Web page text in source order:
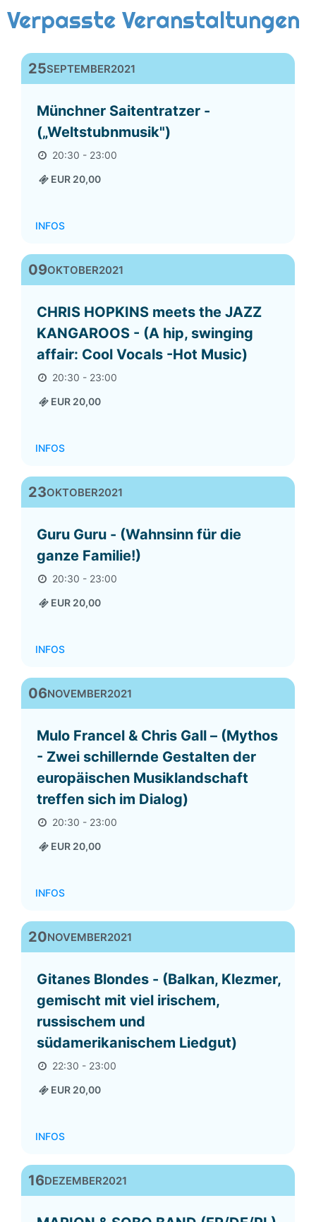
Verpasste Veranstaltungen
25SEPTEMBER2021
Münchner Saitentratzer -
(„Weltstubnmusik")
20:30 - 23:00
EUR 20,00
INFOS
09OKTOBER2021
CHRIS HOPKINS meets the JAZZ
KANGAROOS - (A hip, swinging
affair: Cool Vocals -Hot Music)
20:30 - 23:00
EUR 20,00
INFOS
23OKTOBER2021
Guru Guru - (Wahnsinn für die
ganze Familie!)
20:30 - 23:00
EUR 20,00
INFOS
06NOVEMBER2021
Mulo Francel & Chris Gall – (Mythos
- Zwei schillernde Gestalten der
europäischen Musiklandschaft
treffen sich im Dialog)
20:30 - 23:00
EUR 20,00
INFOS
20NOVEMBER2021
Gitanes Blondes - (Balkan, Klezmer,
gemischt mit viel irischem,
russischem und
südamerikanischem Liedgut)
22:30 - 23:00
EUR 20,00
INFOS
16DEZEMBER2021